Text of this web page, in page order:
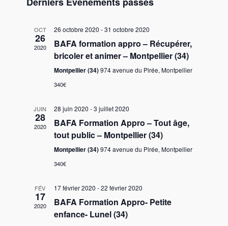
OCT
26
2020
26 octobre 2020 -31 octobre 2020
BAFA formation appro – Récupérer,
bricoler et animer – Montpellier (34)
Montpellier (34)974 avenue du Pirée, Montpellier
340€
JUIN
28
2020
28 juin 2020 -3 juillet 2020
BAFA Formation Appro – Tout âge,
tout public – Montpellier (34)
Montpellier (34)974 avenue du Pirée, Montpellier
340€
FÉV
17
2020
17 février 2020 -22 février 2020
BAFA Formation Appro- Petite
enfance- Lunel (34)